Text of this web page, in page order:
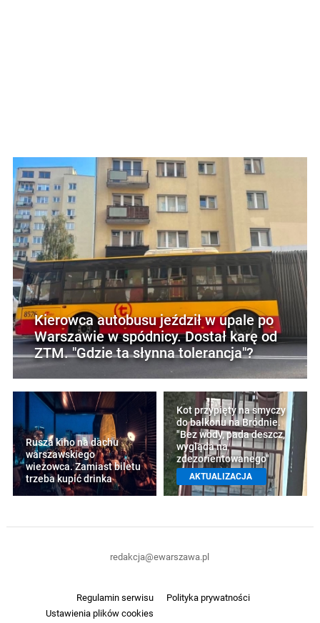
Kierowca autobusu jeździł w upale po
Warszawie w spódnicy. Dostał karę od
ZTM. "Gdzie ta słynna tolerancja"?
Rusza kino na dachu
warszawskiego
wieżowca. Zamiast biletu
trzeba kupić drinka
Kot przypięty na smyczy
do balkonu na Bródnie.
"Bez wody, pada deszcz,
wygląda na
zdezorientowanego"
AKTUALIZACJA
Regulamin serwisu
Polityka prywatności
Ustawienia plików cookies
redakcja@ewarszawa.pl